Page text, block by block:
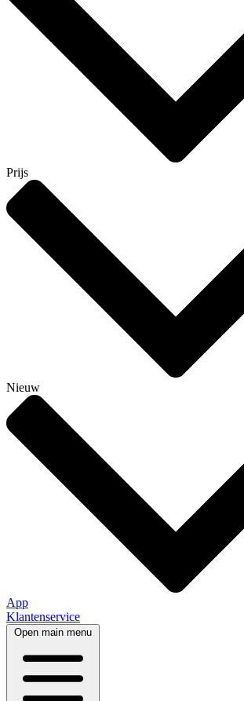
Prijs
Nieuw
App
Klantenservice
Open main menu